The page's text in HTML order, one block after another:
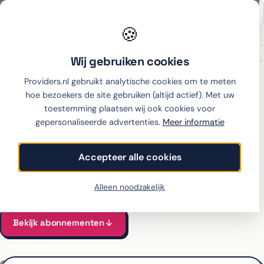
🍪
Wij gebruiken cookies
Providers.nl gebruikt analytische cookies om te meten
hoe bezoekers de site gebruiken (altijd actief). Met uw
toestemming plaatsen wij ook cookies voor
gepersonaliseerde advertenties. Meer informatie
Accepteer alle cookies
Alleen noodzakelijk
Thuiswinkel partner
›Odido
OPPO A6 met abonnement
bij Odido
Alle Odido-abonnementen voor de A6 vergeleken
Vanaf €22 per maand, all-in incl. toestel
Bekijk abonnementen